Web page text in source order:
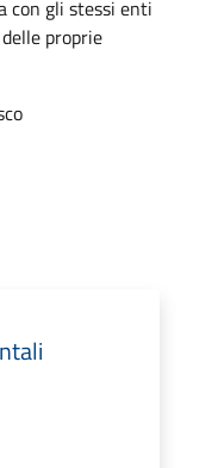
con gli stessi enti
proprie